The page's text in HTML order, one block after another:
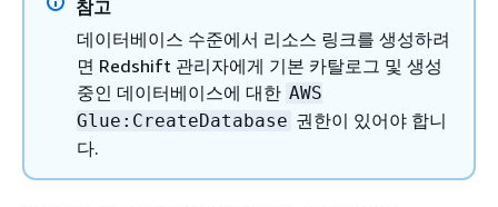
참고
데이터베이스 수준에서 리소스 링크를 생성하려
면 Redshift 관리자에게 기본 카탈로그 및 생성
중인 데이터베이스에 대한 AWS
Glue:CreateDatabase 권한이 있어야 합니
다.